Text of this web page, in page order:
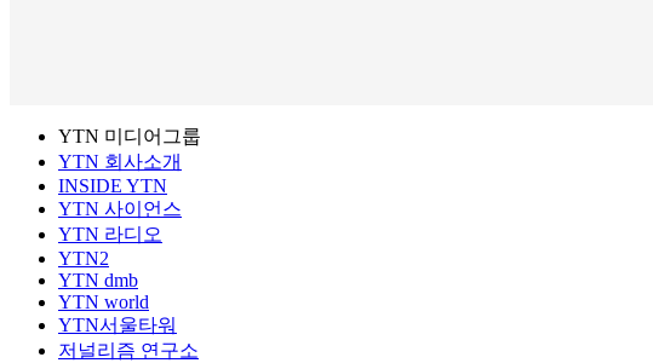
YTN 미디어그룹
YTN 회사소개
INSIDE YTN
YTN 사이언스
YTN 라디오
YTN2
YTN dmb
YTN world
YTN서울타워
저널리즘 연구소